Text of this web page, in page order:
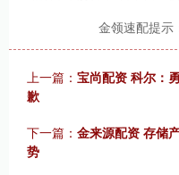
金领速配提示
上一篇： 宝尚配资 科尔：
歉
下一篇： 金来源配资 存储
势